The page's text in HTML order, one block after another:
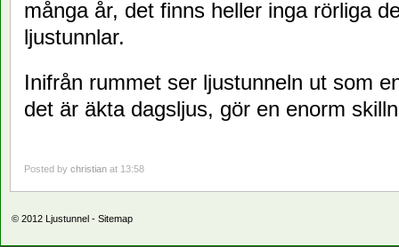
många år, det finns heller inga rörliga
ljustunnlar.
Inifrån rummet ser ljustunneln ut som
det är äkta dagsljus, gör en enorm
Posted by christian at 13:58
© 2012 Ljustunnel - Sitemap